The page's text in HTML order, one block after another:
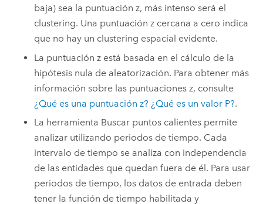
baja) sea la puntuación z, más intenso será el
clustering. Una puntuación z cercana a cero indica
que no hay un clustering espacial evidente.
La puntuación z está basada en el cálculo de la
hipótesis nula de aleatorización. Para obtener más
información sobre las puntuaciones z, consulte
¿Qué es una puntuación z? ¿Qué es un valor P?.
La herramienta Buscar puntos calientes permite
analizar utilizando periodos de tiempo. Cada
intervalo de tiempo se analiza con independencia
de las entidades que quedan fuera de él. Para usar
periodos de tiempo, los datos de entrada deben
tener la función de tiempo habilitada y